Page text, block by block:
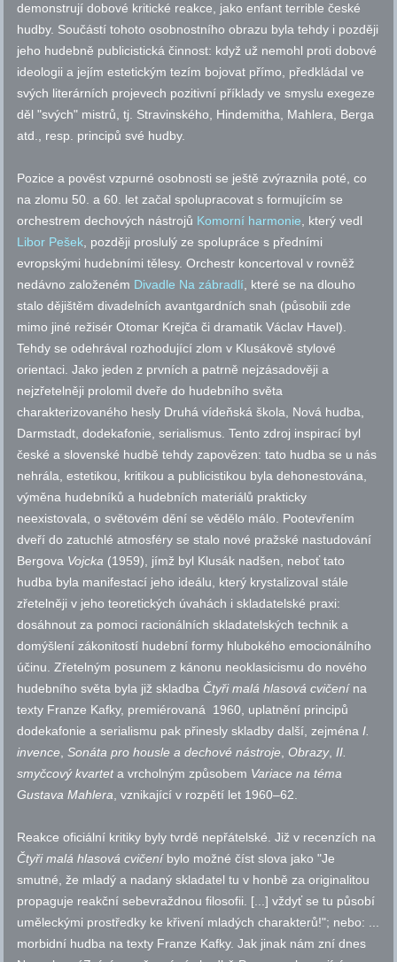
demonstrují dobové kritické reakce, jako enfant terrible české
hudby. Součástí tohoto osobnostního obrazu byla tehdy i později
jeho hudebně publicistická činnost: když už nemohl proti dobové
ideologii a jejím estetickým tezím bojovat přímo, předkládal ve
svých literárních projevech pozitivní příklady ve smyslu exegeze
děl "svých" mistrů,tj. Stravinského, Hindemitha, Mahlera, Berga
atd., resp. principů své hudby.
Pozice a pověst vzpurné osobnosti se ještě zvýraznila poté, co
na zlomu 50. a 60. let začal spolupracovat s formujícím se
orchestrem dechových nástrojů Komorní harmonie, který vedl
Libor Pešek, později proslulý ze spolupráce s předními
evropskými hudebními tělesy. Orchestr koncertoval v rovněž
nedávno založeném Divadle Na zábradlí, které se na dlouho
stalo dějištěm divadelních avantgardních snah (působili zde
mimo jiné režisér Otomar Krejča či dramatik Václav Havel).
Tehdy se odehrával rozhodující zlom v Klusákově stylové
orientaci. Jako jeden z prvních a patrně nejzásadověji a
nejzřetelněji prolomil dveře do hudebního světa
charakterizovaného hesly Druhá vídeňská škola, Nová hudba,
Darmstadt, dodekafonie, serialismus. Tento zdroj inspirací byl
české a slovenské hudbě tehdy zapovězen: tato hudba se u nás
nehrála, estetikou, kritikou a publicistikou byla dehonestována,
výměna hudebníků a hudebních materiálů prakticky
neexistovala, o světovém dění se vědělo málo. Pootevřením
dveří do zatuchlé atmosféry se stalo nové pražské nastudování
Bergova Vojcka (1959), jímž byl Klusák nadšen, neboť tato
hudba byla manifestací jeho ideálu, který krystalizoval stále
zřetelněji v jeho teoretických úvahách i skladatelské praxi:
dosáhnout za pomoci racionálních skladatelských technik a
domýšlení zákonitostí hudební formy hlubokého emocionálního
účinu. Zřetelným posunem z kánonu neoklasicismu do nového
hudebního světa byla již skladba Čtyři malá hlasová cvičenína
texty Franze Kafky, premiérovaná 1960, uplatnění principů
dodekafonie a serialismu pak přinesly skladby další, zejménaI.
invence,Sonáta pro housle a dechové nástroje, Obrazy,II.
smyčcový kvarteta vrcholným způsobem Variace na téma
Gustava Mahlera, vznikající v rozpětí let 1960–62.
Reakce oficiální kritiky byly tvrdě nepřátelské. Již v recenzích na
Čtyři malá hlasová cvičeníbylo možné číst slova jako "Je
smutné, že mladý a nadaný skladatel tu v honbě za originalitou
propaguje reakční sebevraždnou filosofii. [...] vždyť se tu působí
uměleckými prostředky ke křivení mladých charakterů!"; nebo: ...
morbidní hudba na texty Franze Kafky. Jak jinak nám zní dnes